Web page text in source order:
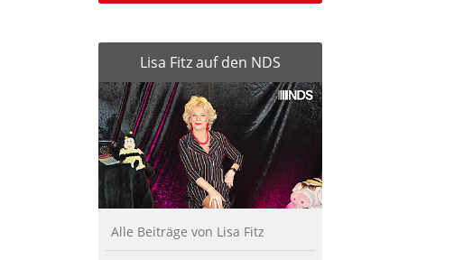
Lisa Fitz auf den NDS
Alle Beiträge von Lisa Fitz